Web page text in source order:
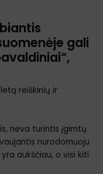
gali
reiškinių ir
neva turintis įgimtų
nurodomuoju
aukščiau, o visi kiti